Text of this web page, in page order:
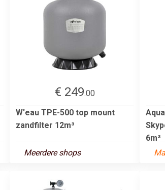
€ 249.00
W'eau TPE-500 top mount
zandfilter 12m³
Meerdere shops
6m³